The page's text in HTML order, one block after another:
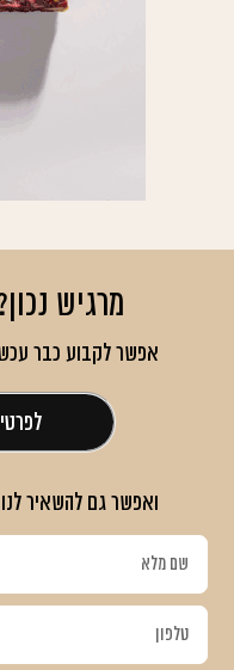
מרגיש
אפשר לקבוע כבר
ואפשר גם להשאיר